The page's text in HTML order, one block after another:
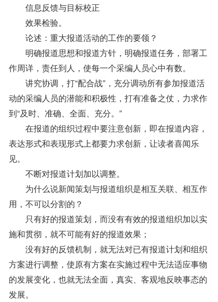
信息反馈与目标校正
效果检验。
论述：重大报道活动的工作的要领？
明确报道思想和报道方针，明确报道任务，部署工
作周详，责任到人，使每一个采编人员心中有数。
讲究协调，打“配合战”，充分调动所有参加报道活
动的采编人员的潜能和积极性，打有准备之仗，力求作
到“及时、准确、全面、充分。”
在报道的组织过程中要注意创新，即在报道内容，
表达形式和表现形式上都要力求创新，让读者喜闻乐
见。
不断对报道计划加以调整。
为什么说新闻策划与报道组织是相互关联、相互作
用，不可以分割的？
只有好的报道策划，而没有有效的报道组织加以实
施和贯彻，就不可能有好的报道效果；
没有好的反馈机制，就无法对已有报道计划和组织
方案进行调整，使原有方案在实施过程中无法适应事物
的发展变化，也就无法全面，真实、客观地反映事态的
发展。